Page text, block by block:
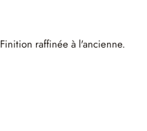
Finition raffinée à l'ancienne.